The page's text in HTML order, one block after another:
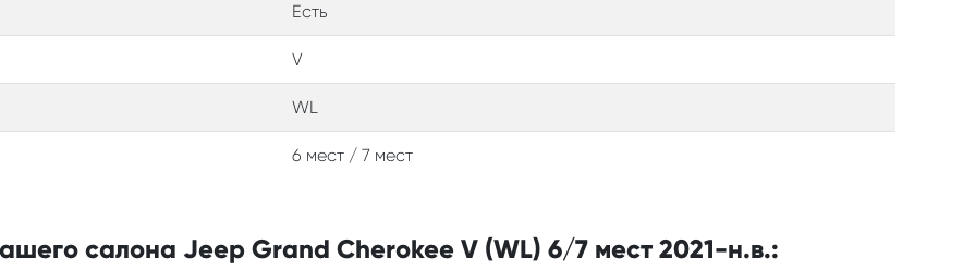
Есть
V
WL
6 мест / 7 мест
салона Jeep Grand Cherokee V (WL) 6/7 мест 2021-н.в.: